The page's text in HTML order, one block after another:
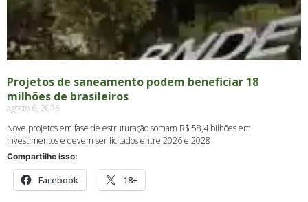
Projetos de saneamento podem beneficiar 18
milhões de brasileiros
agosto 6, 2026
Nove projetos em fase de estruturação somam R$ 58,4 bilhões em
investimentos e devem ser licitados entre 2026 e 2028
Compartilhe isso:
Facebook 18+